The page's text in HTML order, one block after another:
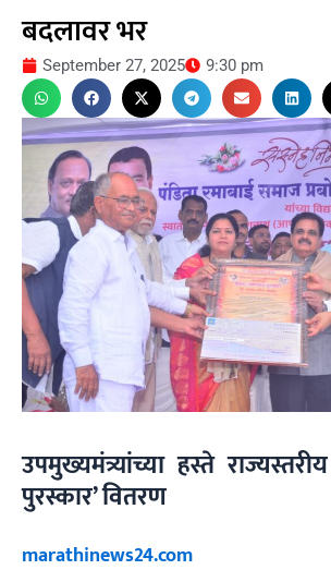
बदलावर भर
September 27, 2025 9:30 pm
उपमुख्यमंत्र्यांच्या हस्ते
पुरस्कार’ वितरण
marathinews24.com